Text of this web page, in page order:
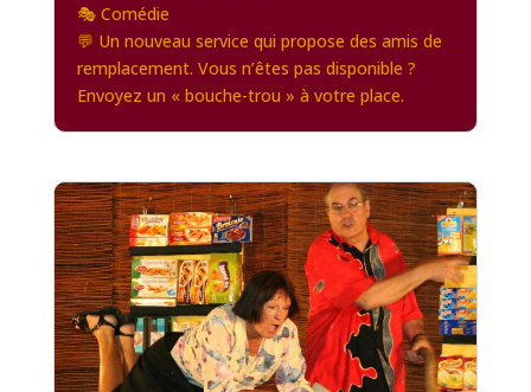
🎭 Comédie
💬 Un nouveau service qui propose des amis de
remplacement. Vous n’êtes pas disponible ?
Envoyez un « bouche-trou » à votre place.